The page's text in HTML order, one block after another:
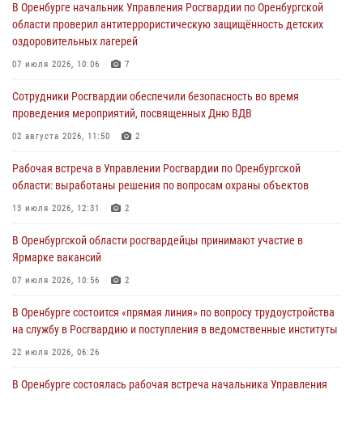
Росгвардейцы обеспечили правопорядок на праздновании Дня
ВМФ в Оренбурге
27 июля 2026, 14:36 2
жизненной ситуации (ВИДЕО)
26 июля 2026, 14:45
образовательных учреждений к новому учебному году
24 июля 2026, 12:25
проведён рейд по строительным объектам
23 июля 2026, 10:47
В Оренбурге начальник Управления Росгвардии по Оренбургской
области проверил антитеррористическую защищённость детских
оздоровительных лагерей
07 июля 2026, 10:06 7
Сотрудники Росгвардии обеспечили безопасность во время
проведения мероприятий, посвященных Дню ВДВ
02 августа 2026, 11:50 2
Рабочая встреча в Управлении Росгвардии по Оренбургской
области: выработаны решения по вопросам охраны объектов
13 июля 2026, 12:31 2
В Оренбургской области росгвардейцы принимают участие в
Ярмарке вакансий
07 июля 2026, 10:56 2
В Оренбурге состоится «прямая линия» по вопросу трудоустройства
на службу в Росгвардию и поступления в ведомственные институты
22 июля 2026, 06:26
В Оренбурге состоялась рабочая встреча начальника Управления